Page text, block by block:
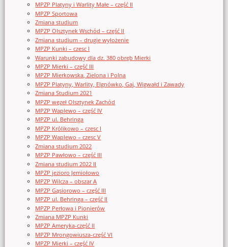
MPZP Platyny i Warlity Małe – część II
MPZP Sportowa
Zmiana studium
MPZP Olsztynek Wschód – część II
Zmiana studium – drugie wyłożenie
MPZP Kunki – czesc I
Warunki zabudowy dla dz. 380 obręb Mierki
MPZP Mierki – część III
MPZP Mierkowska, Zielona i Polna
MPZP Platyny, Warlity, Elgnówko, Gaj, Wigwałd i Zawady
Zmiana Studium 2021
MPZP węzeł Olsztynek Zachód
MPZP Waplewo – część IV
MPZP ul. Behringa
MPZP Królikowo – czesc I
MPZP Waplewo – czesc V
Zmiana studium 2022
MPZP Pawłowo – część III
Zmiana studium 2022 II
MPZP jezioro Jemiołowo
MPZP Wilcza – obszar A
MPZP Gąsiorowo – część III
MPZP ul. Behringa – część II
MPZP Perłowa i Pionierów
Zmiana MPZP Kunki
MPZP Ameryka-część II
MPZP Mrongowiusza-część VI
MPZP Mierki – część IV